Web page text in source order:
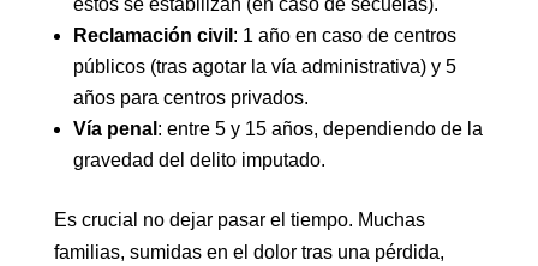
estos se estabilizan (en caso de secuelas).
Reclamación civil : 1 año en caso de centros
públicos (tras agotar la vía administrativa) y 5
años para centros privados.
Vía penal : entre 5 y 15 años, dependiendo de la
gravedad del delito imputado.
Es crucial no dejar pasar el tiempo. Muchas
familias, sumidas en el dolor tras una pérdida,